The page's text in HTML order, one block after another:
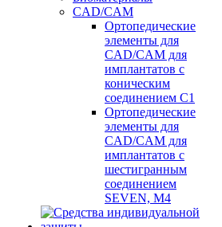
CAD/CAM
Ортопедические
элементы для
CAD/CAM для
имплантатов с
коническим
соединением С1
Ортопедические
элементы для
CAD/CAM для
имплантатов с
шестигранным
соединением
SEVEN, М4